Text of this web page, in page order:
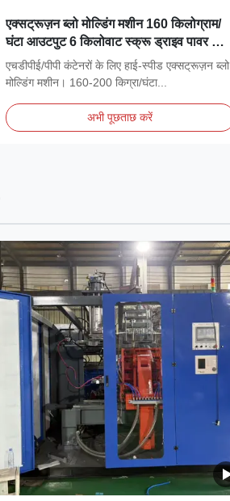
एक्सट्रूज़न ब्लो मोल्डिंग मशीन 160 किलोग्राम/
घंटा आउटपुट 6 किलोवाट स्क्रू ड्राइव पावर और
जेरीकन उत्पादन के लिए 2 साल की वारंटी
एचडीपीई/पीपी कंटेनरों के लिए हाई-स्पीड एक्सट्रूज़न ब्लो
मोल्डिंग मशीन। 160-200 किग्रा/घंटा...
अभी पूछताछ करें